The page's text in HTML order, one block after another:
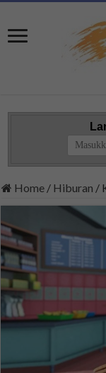
Home / Hiburan /